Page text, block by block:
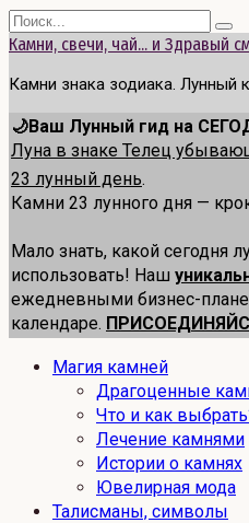
Перейти
к
Search
for:
Камни, свечи, чай... и Здравый
Камни знака зодиака. Лунный
🌙Ваш Лунный гид на
Луна в знаке Телец
23 лунный день.
Камни 23 лунного дня —
Мало знать, какой сегодня
использовать! Наш
ежедневными бизнес-
календаре.
Магия камней
Драгоценные
Что и как
Лечение камнями
Истории о камнях
Ювелирная мода
Талисманы, символы